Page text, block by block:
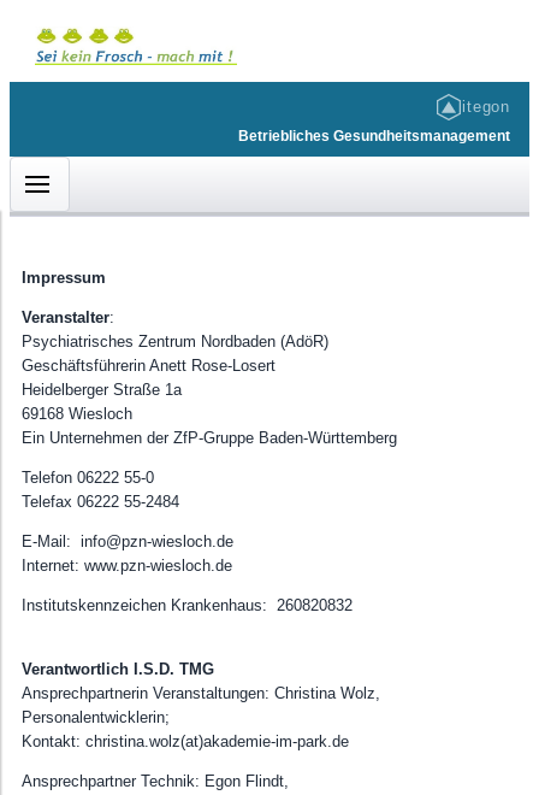
itegon
Betriebliches Gesundheitsmanagement
KUNDENBEREICH
Willkommen
BGM-Angebot • Gesunde Ernährung
BGM-Angebot • Entspannung
BGM-Angebot • Kreatives Angebot
BGM-Angebot • Workshop/Sonstige Angebote
HILFE & INFOS
Barrierefreiheit
Impressum
Datenschutz
Onlinehilfe
ACCOUNT
Login
Impressum
Veranstalter:
Psychiatrisches Zentrum Nordbaden (AdöR)
Geschäftsführerin Anett Rose-Losert
Heidelberger Straße 1a
69168 Wiesloch
Ein Unternehmen der ZfP-Gruppe Baden-Württemberg
Telefon 06222 55-0
Telefax 06222 55-2484
E-Mail: info@pzn-wiesloch.de
Internet: www.pzn-wiesloch.de
Institutskennzeichen Krankenhaus: 260820832
Verantwortlich I.S.D. TMG
Ansprechpartnerin Veranstaltungen: Christina Wolz,
Personalentwicklerin;
Kontakt: christina.wolz(at)akademie-im-park.de
Ansprechpartner Technik: Egon Flindt,